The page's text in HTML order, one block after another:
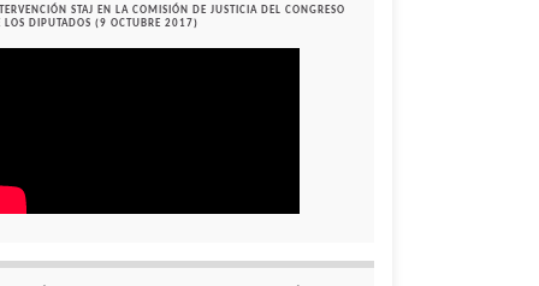
STAJ EN LA COMISIÓN DE JUSTICIA DEL CONGRESO
LOS DIPUTADOS (9 OCTUBRE 2017)